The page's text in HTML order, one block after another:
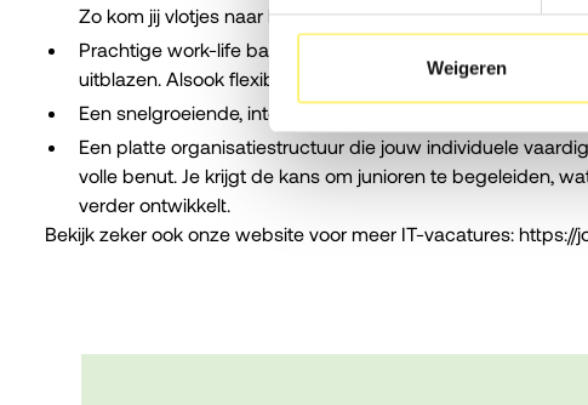
Weigeren
Zo kom jij vlotjes naar het werk!
Prachtige work-life balance dankzij 32 vakantiedagen
uitblazen. Alsook flexibele werkuren en de mogelijkheid tot
Een snelgroeiende, internationaal actieve organisatie met
Een platte organisatiestructuur die jouw individuele
volle benut. Je krijgt de kans om junioren te begeleiden,
verder ontwikkelt.
Bekijk zeker ook onze website voor meer IT-vacatures: https://